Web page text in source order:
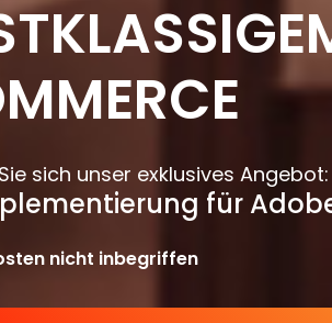
sich unser exklusives Angebot:
für
nicht inbegriffen